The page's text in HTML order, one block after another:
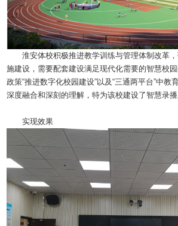
淮安体校积极推进教学训练与管理体制改革
施建设，需要配套建设满足现代化需要的智慧校
政策“推进数字化校园建设”以及“三通两平台”中教
深度融合和深刻的理解，特为该校建设了智慧录播
实现效果